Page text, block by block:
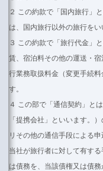
２ この約款で「国内旅行」
は、国内旅行以外の旅行をい
３ この約款で「旅行代金」
賃、宿泊料その他の運送・
行業務取扱料金（変更手続
す。
４ この部で「通信契約」と
「提携会社」といいます。
リその他の通信手段による
当社が旅行者に対して有す
は債務を、当該債権又は債